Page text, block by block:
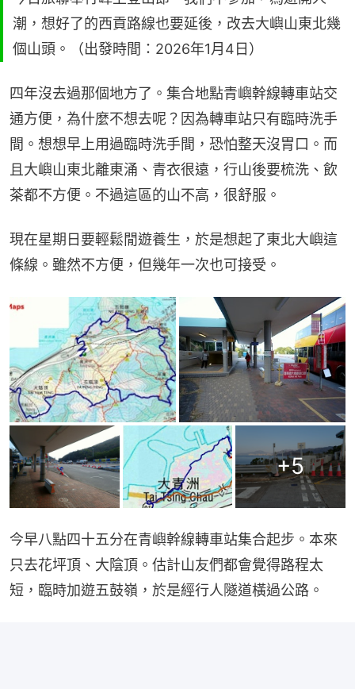
潮，想好了的西貢路線也要延後，改去大嶼山東北幾
個山頭。（出發時間：2026年1月4日）
四年沒去過那個地方了。集合地點青嶼幹線轉車站交
通方便，為什麼不想去呢？因為轉車站只有臨時洗手
間。想想早上用過臨時洗手間，恐怕整天沒胃口。而
且大嶼山東北離東涌、青衣很遠，行山後要梳洗、飲
茶都不方便。不過這區的山不高，很舒服。
現在星期日要輕鬆閒遊養生，於是想起了東北大嶼這
條線。雖然不方便，但幾年一次也可接受。
+5
今早八點四十五分在青嶼幹線轉車站集合起步。本來
只去花坪頂、大陰頂。估計山友們都會覺得路程太
短，臨時加遊五鼓嶺，於是經行人隧道橫過公路。